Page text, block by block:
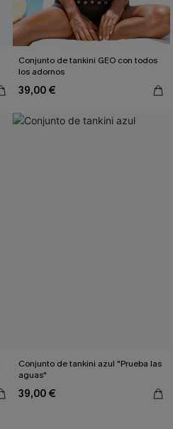
Conjunto de tankini GEO con todos
los adornos
39,00 €
Conjunto de tankini azul "Prueba las
aguas"
39,00 €